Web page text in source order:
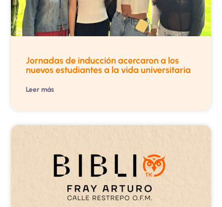
Jornadas de inducción acercaron a los
nuevos estudiantes a la vida universitaria
Leer más